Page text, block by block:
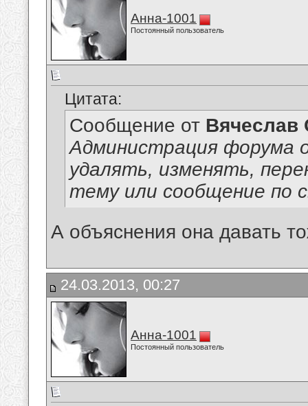
Анна-1001
Постоянный пользователь
Цитата:
Сообщение от Вячеслав
Администрация форума
удалять, изменять,
тему или сообщение по
А объяснения она давать
24.03.2013, 00:27
Анна-1001
Постоянный пользователь